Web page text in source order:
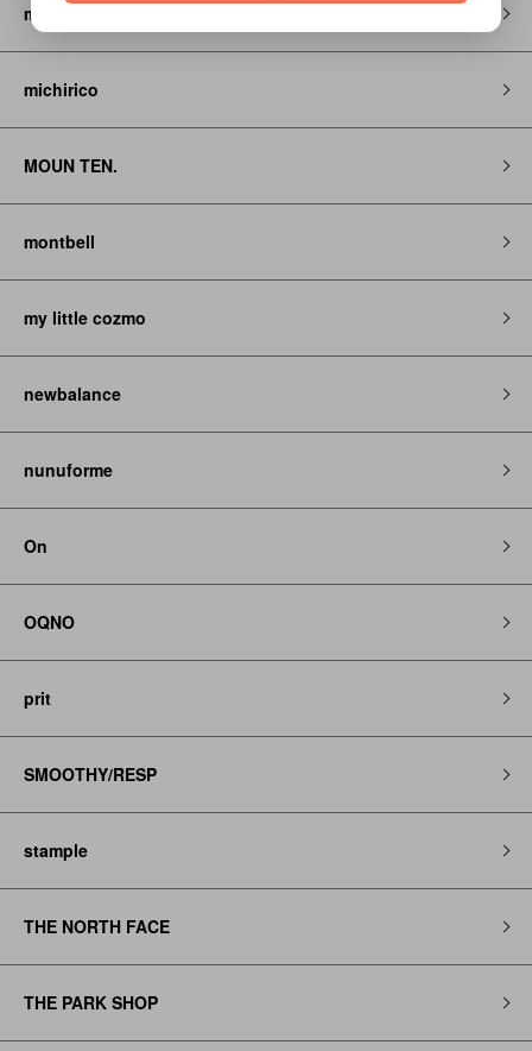
miti
michirico
MOUN TEN.
montbell
my little cozmo
newbalance
nunuforme
On
OQNO
prit
SMOOTHY/RESP
stample
THE NORTH FACE
THE PARK SHOP